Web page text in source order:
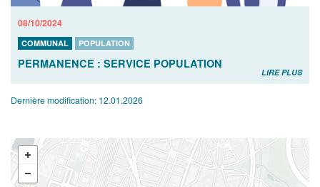
08/10/2024
COMMUNAL POPULATION
PERMANENCE : SERVICE POPULATION
LIRE PLUS
Dernière modification: 12.01.2026